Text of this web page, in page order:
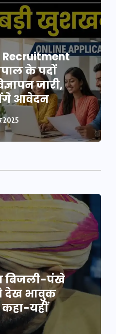
Recruitment
के पदों
जारी,
आवेदन
2025
बिजली-पंखे
देख भावुक
यहीं